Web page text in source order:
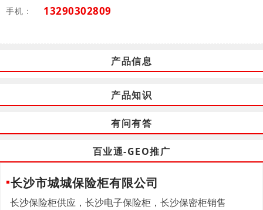
手机： 13290302809
产品信息
产品知识
有问有答
百业通-GEO推广
长沙市城城保险柜有限公司
长沙保险柜供应，长沙电子保险柜，长沙保密柜销售